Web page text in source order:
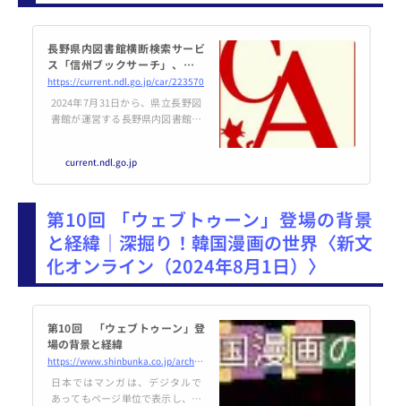
長野県内図書館横断検索サービ
ス「信州ブックサーチ」、「書
店在庫情報プロジェクト」とシ
ステム連携を開始
https://current.ndl.go.jp/car/223570
2024年7月31日から、県立長野図
書館が運営する長野県内図書館横
クト」とシステム連携を開始しま
した。出版文化産業振興財団（JP
ドットコムが共同で立
current.ndl.go.jp
第10回 「ウェブトゥーン」登場の背景
と経緯｜深掘り！韓国漫画の世界〈新文
化オンライン（2024年8月1日）〉
第10回 「ウェブトゥーン」登
場の背景と経緯
https://www.shinbunka.co.jp/archives/8435
日本ではマンガは、デジタルで
あってもページ単位で表示し、横